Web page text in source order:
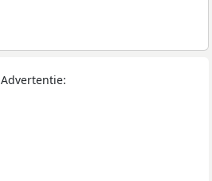
Advertentie: